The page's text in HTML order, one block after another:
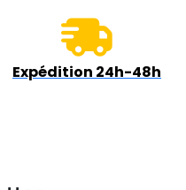
Expédition 24h-48h